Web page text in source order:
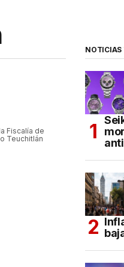
Fiscalía de
Teuchitlán
NOTICIAS